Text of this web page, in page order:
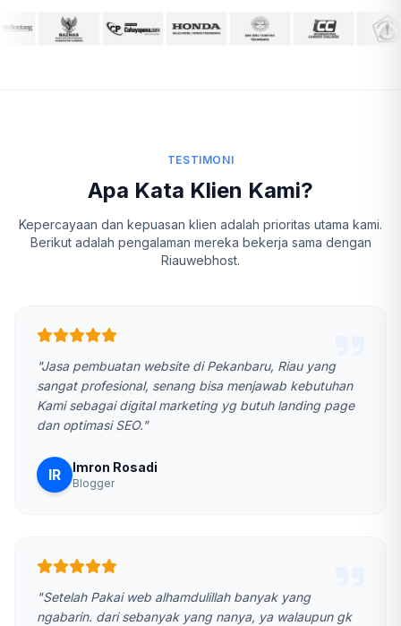
TESTIMONI
Apa Kata Klien Kami?
Kepercayaan dan kepuasan klien adalah prioritas utama kami.
Berikut adalah pengalaman mereka bekerja sama dengan
Riauwebhost.
"Jasa pembuatan website di Pekanbaru, Riau yang
sangat profesional, senang bisa menjawab kebutuhan
Kami sebagai digital marketing yg butuh landing page
dan optimasi SEO."
IR Imron Rosadi
Blogger
"Setelah Pakai web alhamdulillah banyak yang
ngabarin. dari sebanyak yang nanya, ya walaupun gk